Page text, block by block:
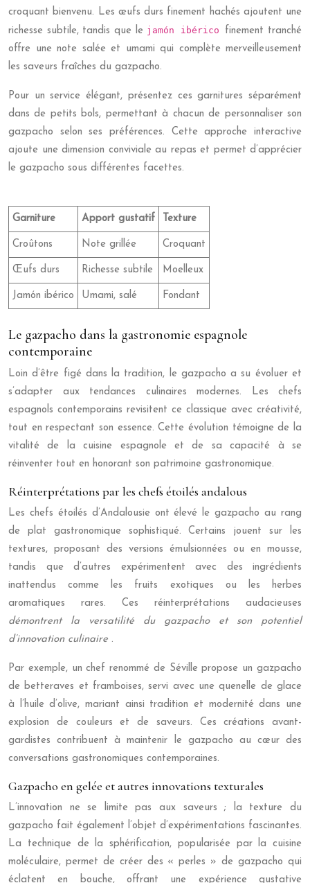
croquant bienvenu. Les œufs durs finement hachés ajoutent une
richesse subtile, tandis que le jamón ibérico finement tranché
offre une note salée et umami qui complète merveilleusement
les saveurs fraîches du gazpacho.
Pour un service élégant, présentez ces garnitures séparément
dans de petits bols, permettant à chacun de personnaliser son
gazpacho selon ses préférences. Cette approche interactive
ajoute une dimension conviviale au repas et permet d’apprécier
le gazpacho sous différentes facettes.
Garniture Apport gustatif Texture
Croûtons Note grillée Croquant
Œufs durs Richesse subtile Moelleux
Jamón ibérico Umami, salé Fondant
Le gazpacho dans la gastronomie espagnole
contemporaine
Loin d’être figé dans la tradition, le gazpacho a su évoluer et
s’adapter aux tendances culinaires modernes. Les chefs
espagnols contemporains revisitent ce classique avec créativité,
tout en respectant son essence. Cette évolution témoigne de la
vitalité de la cuisine espagnole et de sa capacité à se
réinventer tout en honorant son patrimoine gastronomique.
Réinterprétations par les chefs étoilés andalous
Les chefs étoilés d’Andalousie ont élevé le gazpacho au rang
de plat gastronomique sophistiqué. Certains jouent sur les
textures, proposant des versions émulsionnées ou en mousse,
tandis que d’autres expérimentent avec des ingrédients
inattendus comme les fruits exotiques ou les herbes
aromatiques rares. Ces réinterprétations audacieuses
démontrent la versatilité du gazpacho et son potentiel
d’innovation culinaire .
Par exemple, un chef renommé de Séville propose un gazpacho
de betteraves et framboises, servi avec une quenelle de glace
à l’huile d’olive, mariant ainsi tradition et modernité dans une
explosion de couleurs et de saveurs. Ces créations avant-
gardistes contribuent à maintenir le gazpacho au cœur des
conversations gastronomiques contemporaines.
Gazpacho en gelée et autres innovations texturales
L’innovation ne se limite pas aux saveurs ; la texture du
gazpacho fait également l’objet d’expérimentations fascinantes.
La technique de la sphérification, popularisée par la cuisine
moléculaire, permet de créer des « perles » de gazpacho qui
éclatent en bouche, offrant une expérience gustative